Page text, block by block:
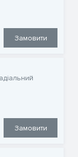
Замовити
Замовити